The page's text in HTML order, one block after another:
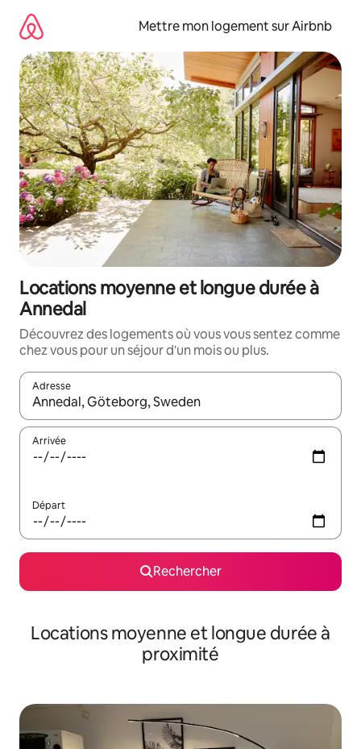
directement
contenu
Mettre mon logement sur Airbnb
Locations moyenne et longue durée à
Annedal
Découvrez des logements où vous vous sentez comme
chez vous pour un séjour d'un mois ou plus.
Adresse
Lorsque les résultats s'affichent, utilisez les flèches vers le
Arrivée
Départ
Rechercher
Locations moyenne et longue durée à
proximité